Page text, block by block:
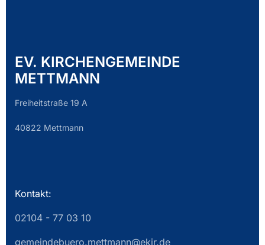
EV. KIRCHENGEMEINDE
METTMANN
Freiheitstraße 19 A
40822 Mettmann
Kontakt:
02104 - 77 03 10
gemeindebuero.mettmann@ekir.de